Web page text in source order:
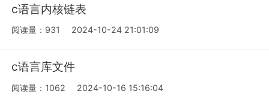
c语言内核链表
阅读量：931 2024-10-24 21:01:09
c语言库文件
阅读量：1062 2024-10-16 15:16:04